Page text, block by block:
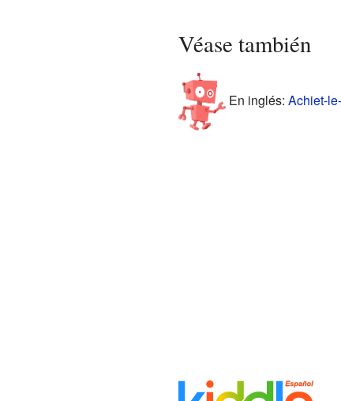
Véase también
En inglés: Achiet-